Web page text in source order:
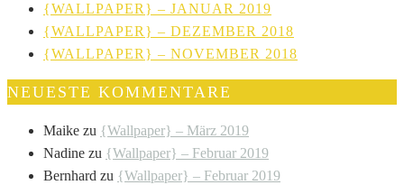
{WALLPAPER} – JANUAR 2019
{WALLPAPER} – DEZEMBER 2018
{WALLPAPER} – NOVEMBER 2018
NEUESTE KOMMENTARE
Maike zu {Wallpaper} – März 2019
Nadine zu {Wallpaper} – Februar 2019
Bernhard zu {Wallpaper} – Februar 2019